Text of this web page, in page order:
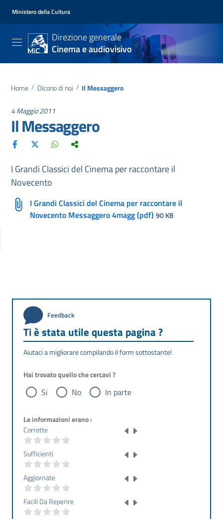
Ministero della Cultura
Direzione generale
Cinema e audiovisivo
Home / Dicono di noi / Il Messaggero
4 Maggio 2011
Il Messaggero
I Grandi Classici del Cinema per raccontare il
Novecento
I Grandi Classici del Cinema per raccontare il
Novecento Messaggero 4magg (pdf) 90 KB
Feedback
Ti è stata utile questa pagina ?
Aiutaci a migliorare compilando il form sottostante!
Hai trovato quello che cercavi ?
Si No In parte
Le informazioni erano :
Corrette
Sufficienti
Aggiornate
Facili Da Reperire